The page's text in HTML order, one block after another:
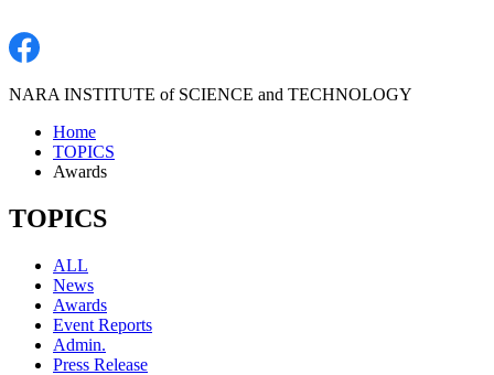
NARA INSTITUTE of SCIENCE and TECHNOLOGY
Home
TOPICS
Awards
TOPICS
ALL
News
Awards
Event Reports
Admin.
Press Release